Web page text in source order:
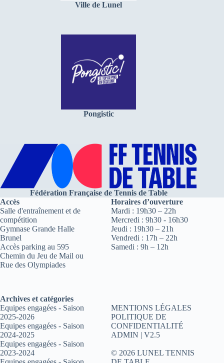
Ville de Lunel
Pongistic
Fédération Française de Tennis de Table
Accès
Salle d'entraînement et de
compétition
Gymnase Grande Halle
Brunel
Accès parking au 595
Chemin du Jeu de Mail ou
Rue des Olympiades
Horaires d’ouverture
Mardi : 19h30 – 22h
Mercredi : 9h30 - 16h30
Jeudi : 19h30 – 21h
Vendredi : 17h – 22h
Samedi : 9h – 12h
Archives et catégories
Equipes engagées - Saison
2025-2026
Equipes engagées - Saison
2024-2025
Equipes engagées - Saison
2023-2024
MENTIONS LÉGALES
POLITIQUE DE
CONFIDENTIALITÉ
ADMIN | V2.5
© 2026 LUNEL TENNIS